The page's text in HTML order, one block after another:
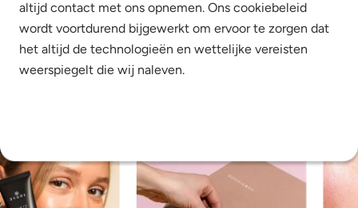
altijd contact met ons opnemen. Ons cookiebeleid
wordt voortdurend bijgewerkt om ervoor te zorgen dat
het altijd de technologieën en wettelijke vereisten
weerspiegelt die wij naleven.